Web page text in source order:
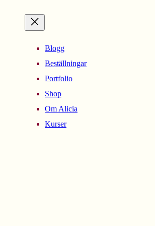
Blogg
Beställningar
Portfolio
Shop
Om Alicia
Kurser